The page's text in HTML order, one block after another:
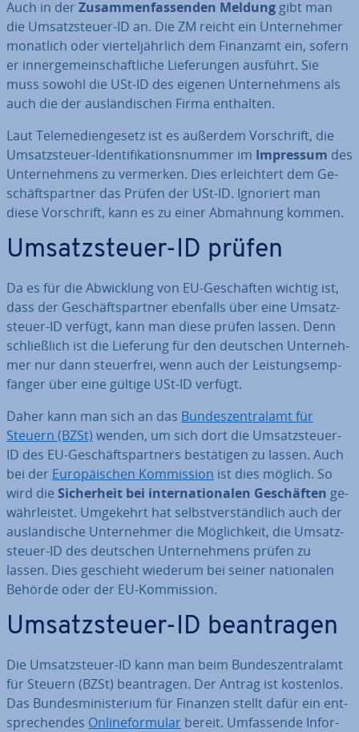
Auch in der Zu­sam­men­fas­sen­den Meldung gibt man
die Um­satz­steu­er-ID an. Die ZM reicht ein Un­ter­neh­mer
monatlich oder vier­tel­jähr­lich dem Finanzamt ein, sofern
er in­ner­ge­mein­schaft­li­che Lie­fe­run­gen ausführt. Sie
muss sowohl die USt-ID des eigenen Un­ter­neh­mens als
auch die der aus­län­di­schen Firma enthalten.
Laut Te­le­me­di­en­ge­setz ist es außerdem Vor­schrift, die
Um­satz­steu­er-Iden­ti­fi­ka­ti­ons­num­mer im Impressum des
Un­ter­neh­mens zu vermerken. Dies er­leich­tert dem Ge­
schäfts­part­ner das Prüfen der USt-ID. Ignoriert man
diese Vor­schrift, kann es zu einer Abmahnung kommen.
Um­satz­steu­er-ID prüfen
Da es für die Ab­wick­lung von EU-Ge­schäf­ten wichtig ist,
dass der Ge­schäfts­part­ner ebenfalls über eine Um­satz­
steu­er-ID verfügt, kann man diese prüfen lassen. Denn
schließ­lich ist die Lieferung für den deutschen Un­ter­neh­
mer nur dann steu­er­frei, wenn auch der Leis­tungs­emp­
fän­ger über eine gültige USt-ID verfügt.
Daher kann man sich an das Bun­des­zen­tral­amt für
Steuern (BZSt) wenden, um sich dort die Um­satz­steu­er-
ID des EU-Ge­schäfts­part­ners be­stä­ti­gen zu lassen. Auch
bei der Eu­ro­päi­schen Kom­mis­si­on ist dies möglich. So
wird die Si­cher­heit bei in­ter­na­tio­na­len Ge­schäf­ten ge­
währ­leis­tet. Umgekehrt hat selbst­ver­ständ­lich auch der
aus­län­di­sche Un­ter­neh­mer die Mög­lich­keit, die Um­satz­
steu­er-ID des deutschen Un­ter­neh­mens prüfen zu
lassen. Dies geschieht wiederum bei seiner na­tio­na­len
Behörde oder der EU-Kom­mis­si­on.
Um­satz­steu­er-ID be­an­tra­gen
Die Um­satz­steu­er-ID kann man beim Bun­des­zen­tral­amt
für Steuern (BZSt) be­an­tra­gen. Der Antrag ist kostenlos.
Das Bun­des­mi­nis­te­ri­um für Finanzen stellt dafür ein ent­
spre­chen­des On­line­for­mu­lar bereit. Um­fas­sen­de In­for­